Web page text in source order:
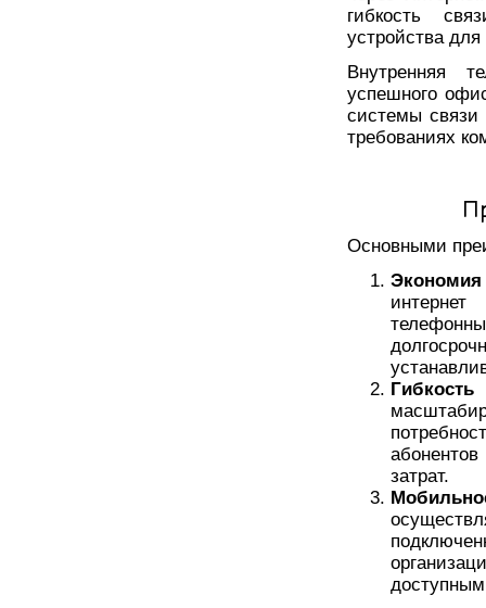
гибкость
устройства
Внутренняя
успешного
системы связи
требованиях
Основными
Экономия
затрат.